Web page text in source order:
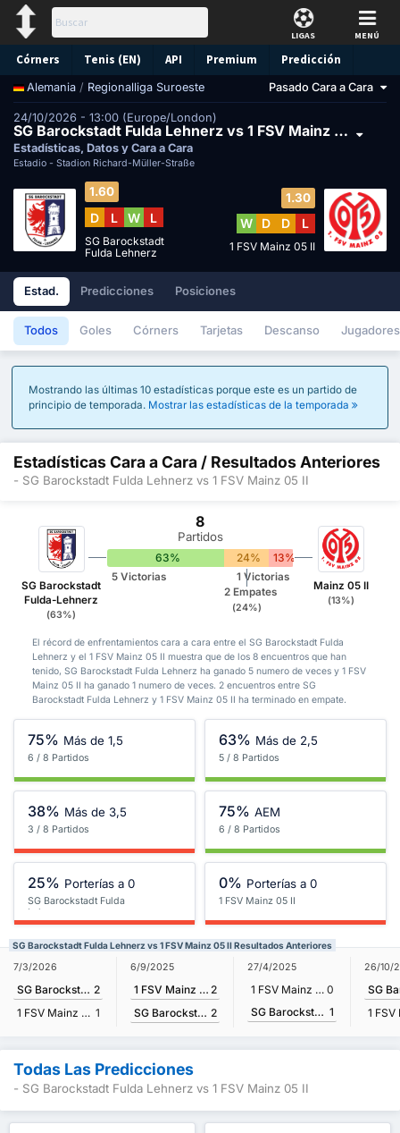
LIGAS MENÚ
Córners Tenis (EN) API Premium Predicción
Alemania / Regionalliga Suroeste Pasado Cara a Cara
24/10/2026 - 13:00 (Europe/London)
SG Barockstadt Fulda Lehnerz vs 1 FSV Mainz 05 II
Estadísticas, Datos y Cara a Cara
Estadio - Stadion Richard-Müller-Straße
1.60
D L W L
SG Barockstadt
Fulda Lehnerz
1.30
W D D L
1 FSV Mainz 05 II
Estad. Predicciones Posiciones
Todos Goles Córners Tarjetas Descanso Jugadores
Mostrando las últimas 10 estadísticas porque este es un partido de
principio de temporada. Mostrar las estadísticas de la temporada
Estadísticas Cara a Cara / Resultados Anteriores
- SG Barockstadt Fulda Lehnerz vs 1 FSV Mainz 05 II
SG Barockstadt
Fulda-Lehnerz
(63%)
8
Partidos
63% 24% 13%
5 Victorias
2 Empates
(24%)
1 Victorias
Mainz 05 II
(13%)
El récord de enfrentamientos cara a cara entre el SG Barockstadt Fulda
Lehnerz y el 1 FSV Mainz 05 II muestra que de los 8 encuentros que han
tenido, SG Barockstadt Fulda Lehnerz ha ganado 5 numero de veces y 1 FSV
Mainz 05 II ha ganado 1 numero de veces. 2 encuentros entre SG
Barockstadt Fulda Lehnerz y 1 FSV Mainz 05 II ha terminado en empate.
75% Más de 1,5
6 / 8 Partidos
63% Más de 2,5
5 / 8 Partidos
38% Más de 3,5
3 / 8 Partidos
75% AEM
6 / 8 Partidos
25% Porterías a 0
SG Barockstadt Fulda
Lehnerz
0% Porterías a 0
1 FSV Mainz 05 II
SG Barockstadt Fulda Lehnerz vs 1 FSV Mainz 05 II Resultados Anteriores
7/3/2026
SG Barockstadt Fulda Lehnerz 2
1 FSV Mainz 05 II 1
6/9/2025
1 FSV Mainz 05 II 2
SG Barockstadt Fulda Lehnerz 2
27/4/2025
1 FSV Mainz 05 II 0
SG Barockstadt Fulda Lehnerz 1
26/10/
Todas Las Predicciones
- SG Barockstadt Fulda Lehnerz vs 1 FSV Mainz 05 II